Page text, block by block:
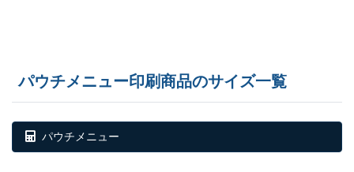
パウチメニュー印刷商品のサイズ一覧
パウチメニュー